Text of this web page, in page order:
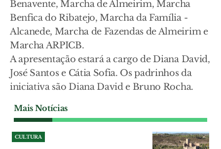
Benavente, Marcha de Almeirim, Marcha
Benfica do Ribatejo, Marcha da Família -
Alcanede, Marcha de Fazendas de Almeirim e
Marcha ARPICB.
A apresentação estará a cargo de Diana David,
José Santos e Cátia Sofia. Os padrinhos da
iniciativa são Diana David e Bruno Rocha.
Mais Notícias
CULTURA